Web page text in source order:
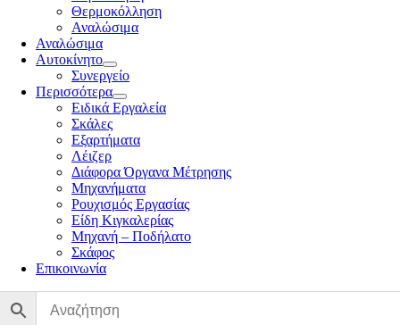
Θερμοκόλληση
Αναλώσιμα
Αναλώσιμα
Αυτοκίνητο
Συνεργείο
Περισσότερα
Ειδικά Εργαλεία
Σκάλες
Εξαρτήματα
Λέιζερ
Διάφορα Όργανα Μέτρησης
Μηχανήματα
Ρουχισμός Εργασίας
Είδη Κιγκαλερίας
Μηχανή – Ποδήλατο
Σκάφος
Επικοινωνία